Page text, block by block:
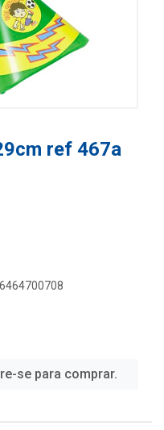
ref 467a
se para comprar.